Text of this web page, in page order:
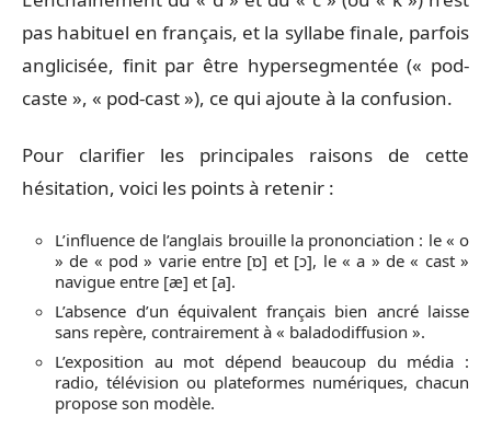
pas habituel en français, et la syllabe finale, parfois
anglicisée, finit par être hypersegmentée (« pod-
caste », « pod-cast »), ce qui ajoute à la confusion.
Pour clarifier les principales raisons de cette
hésitation, voici les points à retenir :
L’influence de l’anglais brouille la prononciation : le « o
» de « pod » varie entre [ɒ] et [ɔ], le « a » de « cast »
navigue entre [æ] et [a].
L’absence d’un équivalent français bien ancré laisse
sans repère, contrairement à « baladodiffusion ».
L’exposition au mot dépend beaucoup du média :
radio, télévision ou plateformes numériques, chacun
propose son modèle.